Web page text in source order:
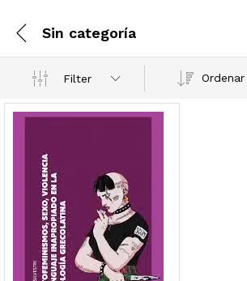
Sin categoría
Filter